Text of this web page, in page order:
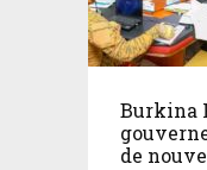
Burkina
de